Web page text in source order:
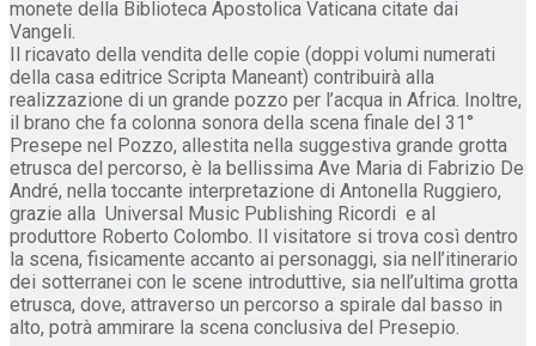
monete della Biblioteca Apostolica Vaticana citate dai
Vangeli.
Il ricavato della vendita delle copie (doppi volumi numerati
della casa editrice Scripta Maneant) contribuirà alla
realizzazione di un grande pozzo per l’acqua in Africa. Inoltre,
il brano che fa colonna sonora della scena finale del 31°
Presepe nel Pozzo, allestita nella suggestiva grande grotta
etrusca del percorso, è la bellissima Ave Maria di Fabrizio De
André, nella toccante interpretazione di Antonella Ruggiero,
grazie alla Universal Music Publishing Ricordi e al
produttore Roberto Colombo. Il visitatore si trova così dentro
la scena, fisicamente accanto ai personaggi, sia nell’itinerario
dei sotterranei con le scene introduttive, sia nell’ultima grotta
etrusca, dove, attraverso un percorso a spirale dal basso in
alto, potrà ammirare la scena conclusiva del Presepio.